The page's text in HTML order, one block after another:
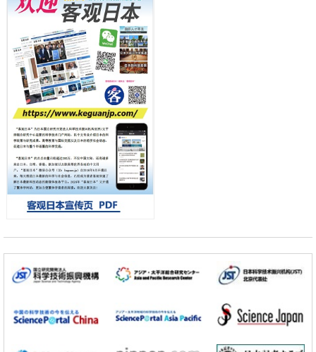
科学研究
东京大学和海上保安厅等发现南海海槽沿线板块边界锁定状态存在区域
差异
政策
日本第2次医疗研究开发调整费，根据一线实际情况和需求分配99.3亿
日元
科学研究
千叶大学鉴定出导致难治性疾病“肺高血压症”恶化的蛋白质“MYL9/12”，
会引发血管结构恶化
科学研究
京都大学高效生成光的构成单元“光子”，可应用于量子计算机
科学研究
开发出300亿年仅误差1秒的光晶格钟，构建网络将其打造为下一代社会
基础设施
经济・社会
科学研究
带大量基因的人工细胞
政策
展研究
日本科学未来馆 科学交
流员
小岩井忠道 泷川 进